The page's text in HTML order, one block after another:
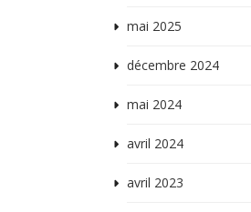
mai 2025
décembre 2024
mai 2024
avril 2024
avril 2023